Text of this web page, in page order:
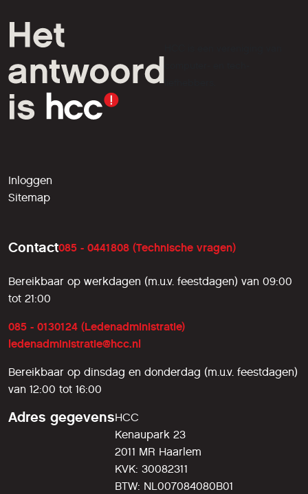
liefhebbers.
Inloggen
Sitemap
Contact085 - 0441808 (Technische vragen)
Bereikbaar op werkdagen (m.u.v. feestdagen) van 09:00
tot 21:00
085 - 0130124 (Ledenadministratie)
ledenadministratie@hcc.nl
Bereikbaar op dinsdag en donderdag (m.u.v. feestdagen)
van 12:00 tot 16:00
Adres gegevensHCC
Kenaupark 23
2011 MR Haarlem
KVK: 30082311
BTW: NL007084080B01